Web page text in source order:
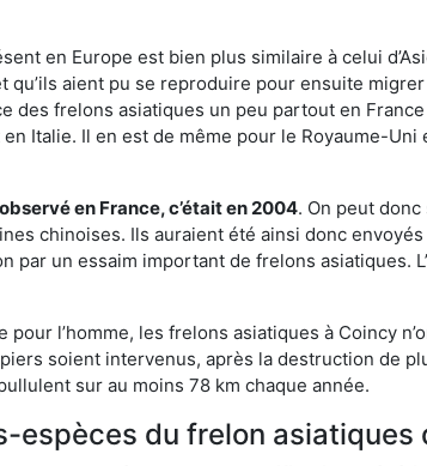
en Europe est bien plus similaire à celui
qu’ils aient pu se reproduire pour ensuite
des frelons asiatiques un peu partout en
Italie. Il en est de même pour le Royaume-Uni
en France, c’était en 2004. On peut
chinoises. Ils auraient été ainsi donc
par un essaim important de frelons asiatiques.
l’homme, les frelons asiatiques à Coincy
soient intervenus, après la destruction de
sur au moins 78 km chaque année.
espèces du frelon asiatiques